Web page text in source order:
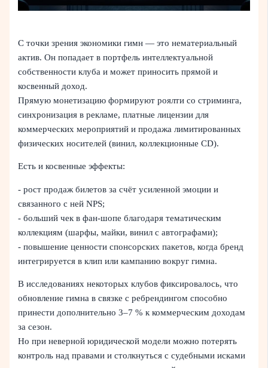
С точки зрения экономики гимн — это нематериальный
актив. Он попадает в портфель интеллектуальной
собственности клуба и может приносить прямой и
косвенный доход.
Прямую монетизацию формируют роялти со стриминга,
синхронизация в рекламе, платные лицензии для
коммерческих мероприятий и продажа лимитированных
физических носителей (винил, коллекционные CD).
Есть и косвенные эффекты:
- рост продаж билетов за счёт усиленной эмоции и
связанного с ней NPS;
- больший чек в фан‑шопе благодаря тематическим
коллекциям (шарфы, майки, винил с автографами);
- повышение ценности спонсорских пакетов, когда бренд
интегрируется в клип или кампанию вокруг гимна.
В исследованиях некоторых клубов фиксировалось, что
обновление гимна в связке с ребрендингом способно
принести дополнительно 3–7 % к коммерческим доходам
за сезон.
Но при неверной юридической модели можно потерять
контроль над правами и столкнуться с судебными исками